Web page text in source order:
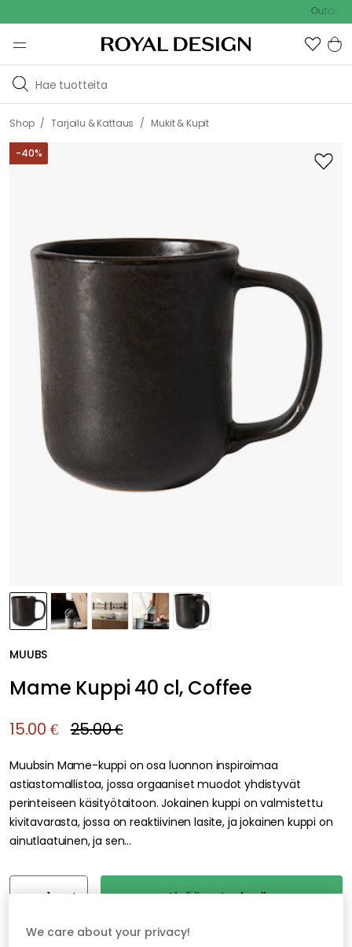
Outdoor
Shop / Tarjoilu & Kattaus / Mukit & Kupit
-40%
MUUBS
Mame Kuppi 40 cl, Coffee
15.00 € 25.00 €
Muubsin Mame-kuppi on osa luonnon inspiroimaa
astiastomallistoa, jossa orgaaniset muodot yhdistyvät
perinteiseen käsityötaitoon. Jokainen kuppi on valmistettu
kivitavarasta, jossa on reaktiivinen lasite, ja jokainen kuppi on
ainutlaatuinen, ja sen...
Lisää ostoskoriin
Varastossa
We care about your privacy!